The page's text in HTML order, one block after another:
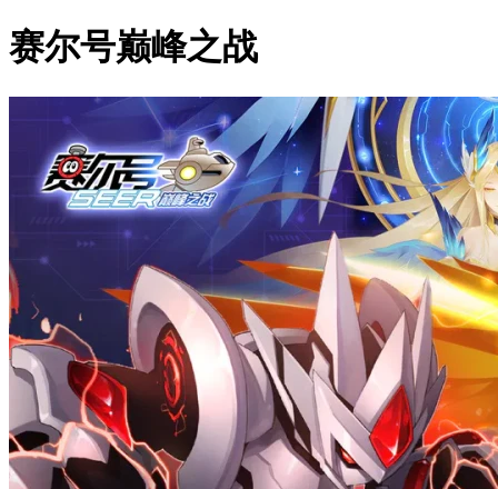
赛尔号巅峰之战